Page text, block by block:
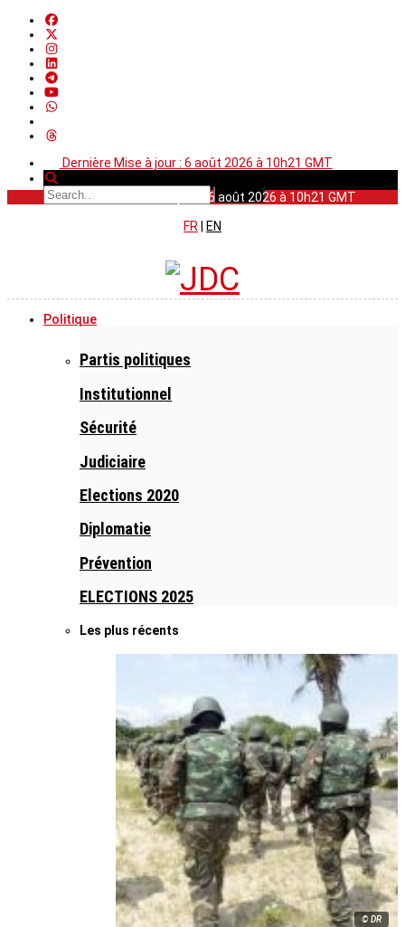
Dernière Mise à jour : 6 août 2026 à 10h21 GMT
Dernière Mise à jour : 6 août 2026 à 10h21 GMT
FR
EN
Politique
Partis politiques
Institutionnel
Sécurité
Judiciaire
Elections 2020
Diplomatie
Prévention
ELECTIONS 2025
Les plus récents
© DR